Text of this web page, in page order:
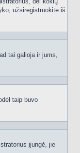
užsiregistruokite iš
tai galioja ir jums,
taip buvo
įjungė, jie